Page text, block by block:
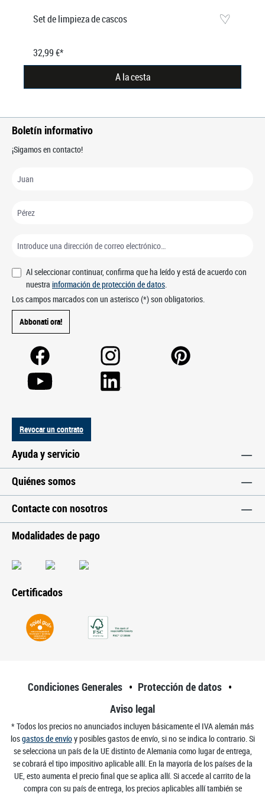
Set de limpieza de cascos
32,99 €*
A la cesta
Boletín informativo
¡Sigamos en contacto!
Al seleccionar continuar, confirma que ha leído y está de acuerdo con
nuestra información de protección de datos.
Los campos marcados con un asterisco (*) son obligatorios.
Abbonati ora!
Revocar un contrato
Ayuda y servicio
Quiénes somos
Contacte con nosotros
Modalidades de pago
Certificados
Condiciones Generales
Protección de datos
Aviso legal
* Todos los precios no anunciados incluyen básicamente el IVA alemán más
losgastos de envíoy posibles gastos de envío, si no se indica lo contrario. Si
se selecciona un país de la UE distinto de Alemania como lugar de entrega,
se cobrará el tipo impositivo aplicable allí. En la mayoría de los países de la
UE, esto aumenta el precio final que se aplica allí. Si accede al carrito de la
compra con su país de entrega, los precios aplicables allí también se